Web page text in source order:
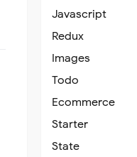
Javascript
Redux
Images
Todo
Ecommerce
Starter
State